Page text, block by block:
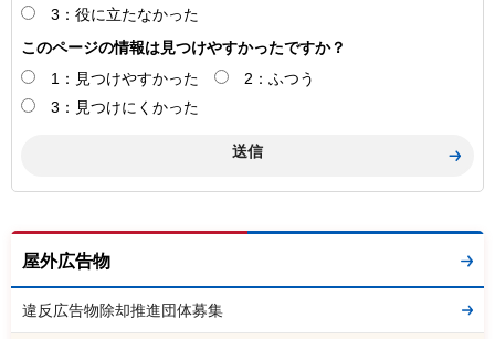
3：役に立たなかった
このページの情報は見つけやすかったですか？
1：見つけやすかった
2：ふつう
3：見つけにくかった
屋外広告物
違反広告物除却推進団体募集